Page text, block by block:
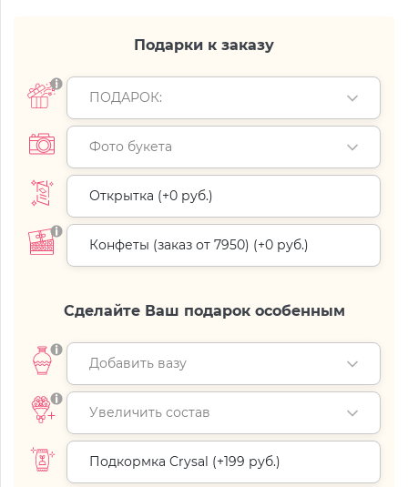
Подарки к заказу
ПОДАРОК:
Фото букета
Открытка (+0 руб.)
Конфеты (заказ от 7950) (+0 руб.)
Сделайте Ваш подарок особенным
Добавить вазу
Увеличить состав
Подкормка Crysal (+199 руб.)